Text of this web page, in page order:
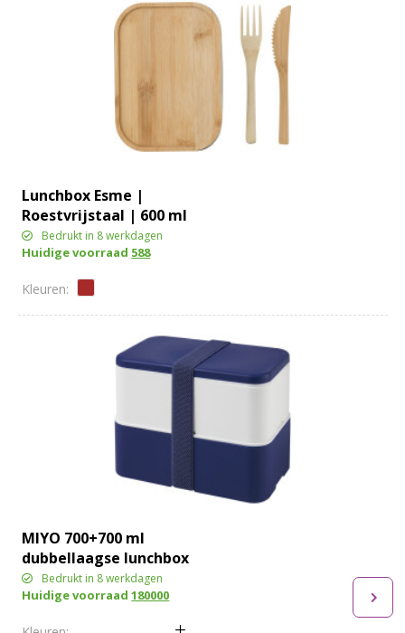
Lunchbox Esme |
Roestvrijstaal | 600 ml
Bedrukt in 8 werkdagen
Huidige voorraad 588
MIYO 700+700 ml
dubbellaagse lunchbox
Bedrukt in 8 werkdagen
Huidige voorraad180000